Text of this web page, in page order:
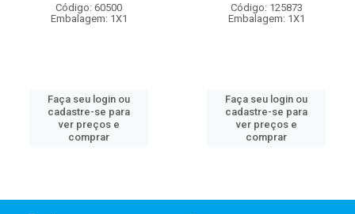
Código: 60500
Embalagem: 1X1
Faça seu login ou
cadastre-se para
ver preços e
comprar
Código: 125873
Embalagem: 1X1
Faça seu login ou
cadastre-se para
ver preços e
comprar